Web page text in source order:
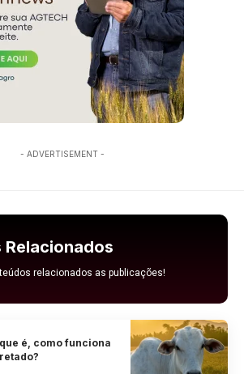
- ADVERTISEMENT -
relacionados as publicações!
é, como funciona